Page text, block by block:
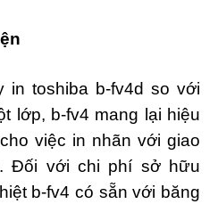
in toshiba b-fv4d so với
lớp, b-fv4 mang lại hiệu
việc in nhãn với giao
Đối với chi phí sở hữu
b-fv4 có sẵn với băng